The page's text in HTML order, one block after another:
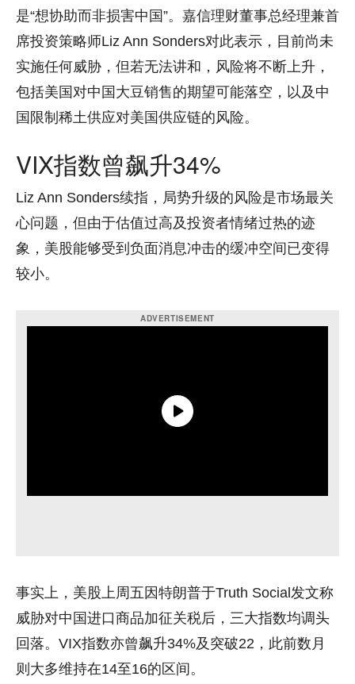
是“想协助而非损害中国”。嘉信理财董事总经理兼首
席投资策略师Liz Ann Sonders对此表示，目前尚未
实施任何威胁，但若无法讲和，风险将不断上升，
包括美国对中国大豆销售的期望可能落空，以及中
国限制稀土供应对美国供应链的风险。
VIX指数曾飙升34%
Liz Ann Sonders续指，局势升级的风险是市场最关
心问题，但由于估值过高及投资者情绪过热的迹
象，美股能够受到负面消息冲击的缓冲空间已变得
较小。
事实上，美股上周五因特朗普于Truth Social发文称
威胁对中国进口商品加征关税后，三大指数均调头
回落。VIX指数亦曾飙升34%及突破22，此前数月
则大多维持在14至16的区间。